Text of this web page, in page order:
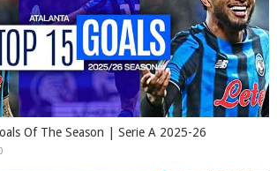
Of The Season | Serie A 2025-26